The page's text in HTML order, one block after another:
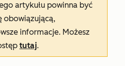
artykułu powinna być
obowiązującą,
informacje. Możesz
tutaj.